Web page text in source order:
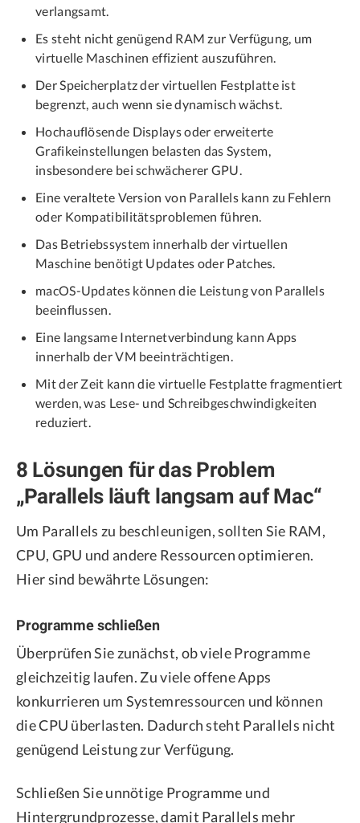
verlangsamt.
Es steht nicht genügend RAM zur Verfügung, um
virtuelle Maschinen effizient auszuführen.
Der Speicherplatz der virtuellen Festplatte ist
begrenzt, auch wenn sie dynamisch wächst.
Hochauflösende Displays oder erweiterte
Grafikeinstellungen belasten das System,
insbesondere bei schwächerer GPU.
Eine veraltete Version von Parallels kann zu Fehlern
oder Kompatibilitätsproblemen führen.
Das Betriebssystem innerhalb der virtuellen
Maschine benötigt Updates oder Patches.
macOS-Updates können die Leistung von Parallels
beeinflussen.
Eine langsame Internetverbindung kann Apps
innerhalb der VM beeinträchtigen.
Mit der Zeit kann die virtuelle Festplatte fragmentiert
werden, was Lese- und Schreibgeschwindigkeiten
reduziert.
8 Lösungen für das Problem
„Parallels läuft langsam auf Mac“
Um Parallels zu beschleunigen, sollten Sie RAM,
CPU, GPU und andere Ressourcen optimieren.
Hier sind bewährte Lösungen:
Programme schließen
Überprüfen Sie zunächst, ob viele Programme
gleichzeitig laufen. Zu viele offene Apps
konkurrieren um Systemressourcen und können
die CPU überlasten. Dadurch steht Parallels nicht
genügend Leistung zur Verfügung.
Schließen Sie unnötige Programme und
Hintergrundprozesse, damit Parallels mehr